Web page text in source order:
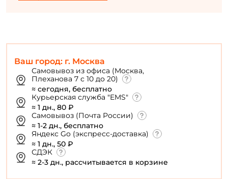
Ваш город: г. Москва
Самовывоз из офиса (Москва,
Плеханова 7 с 10 до 20)
≈ сегодня, бесплатно
Курьерская служба "EMS"
≈ 1 дн., 80 ₽
Самовывоз (Почта России)
≈ 1-2 дн., бесплатно
Яндекс Go (экспресс-доставка)
≈ 1 дн., 50 ₽
СДЭК
≈ 2-3 дн., рассчитывается в корзине